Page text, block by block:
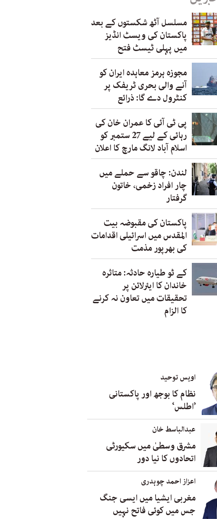
مسلسل آٹھ شکستوں کے بعد
پاکستان کی ویسٹ انڈیز
میں پہلی ٹیسٹ فتح
مجوزہ ہرمز معاہدہ ایران کو
آنے والی بحری ٹریفک پر
کنٹرول دے گا: ذرائع
پی ٹی آئی کا عمران خان کی
رہائی کے لیے 27 ستمبر کو
اسلام آباد لانگ مارچ کا اعلان
لندن: چاقو سے حملے میں
چار افراد زخمی، خاتون
گرفتار
پاکستان کی مقبوضہ بیت
المقدس میں اسرائیلی اقدامات
کی بھرپور مذمت
کے ٹو طیارہ حادثہ: متاثرہ
خاندان کا ایئرلائن پر
تحقیقات میں تعاون نہ کرنے
کا الزام
اویس توحید
نظام کا بوجھ اور پاکستانی
’اطلس‘
عبدالباسط خان
مشرق وسطیٰ میں سکیورٹی
اتحادوں کا نیا دور
اعزاز احمد چوہدری
مغربی ایشیا میں ایسی جنگ
جس میں کوئی فاتح نہیں